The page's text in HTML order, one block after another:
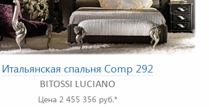
Итальянская спальня Comp 292
BITOSSI LUCIANO
Цена 2 455 356 руб.*